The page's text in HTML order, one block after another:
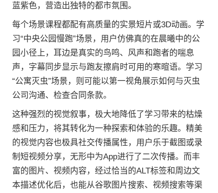
蓝紫色，营造出独特的都市氛围。
每个场景课程都配有高质量的实景短片或3D动画。学
习“中央公园慢跑”场景，用户仿佛真的在晨曦中的公
园小径上，耳边是真实的鸟鸣、风声和跑者的喘息
声，字幕同步显示与跑友擦肩时可用的寒暄语。学习
“公寓灭虫”场景，则可能以第一视角展示如何与灭虫
公司沟通、检查合同条款。
这种强烈的视觉叙事，极大地降低了学习带来的枯燥
感和压力，将其转化为一种探索和体验的乐趣。精美
的视觉内容也极具社交传播属性，用户乐于截图或录
制短视频分享，无形中为App进行了二次传播。而丰
富的图片、视频内容，经过恰当的ALT标签和周边文
本描述优化后，也能从谷歌图片搜索、视频搜索等渠